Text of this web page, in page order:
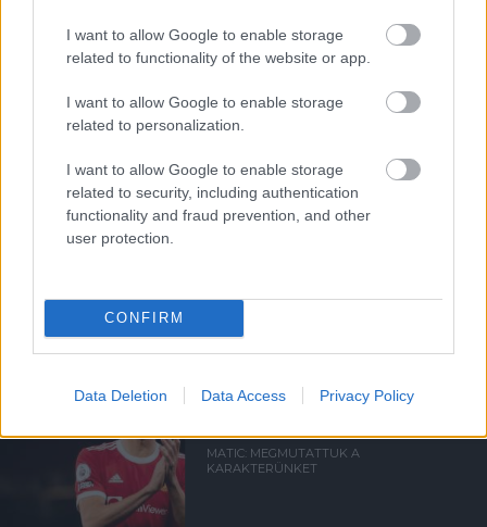
I want to allow Google to enable storage
related to functionality of the website or app.
I want to allow Google to enable storage
related to personalization.
I want to allow Google to enable storage
related to security, including authentication
functionality and fraud prevention, and other
user protection.
CONFIRM
Data Deletion Data Access Privacy Policy
MATIC: MEGMUTATTUK A
KARAKTERÜNKET